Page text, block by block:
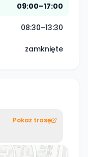
09:00–17:00
08:30–13:30
zamknięte
Pokaż trasę